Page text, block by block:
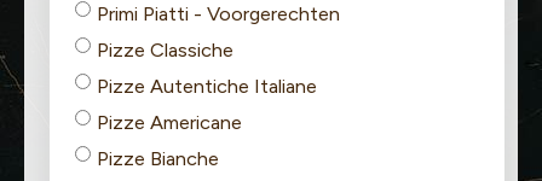
BERLAAR
Primi Piatti - Voorgerechten
Pizze Classiche
Pizze Autentiche Italiane
Pizze Americane
Pizze Bianche